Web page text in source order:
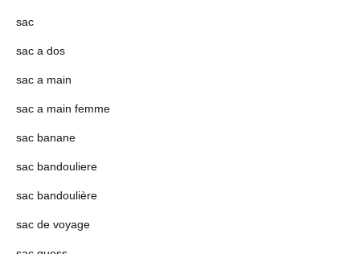
sac
sac a dos
sac a main
sac a main femme
sac banane
sac bandouliere
sac bandoulière
sac de voyage